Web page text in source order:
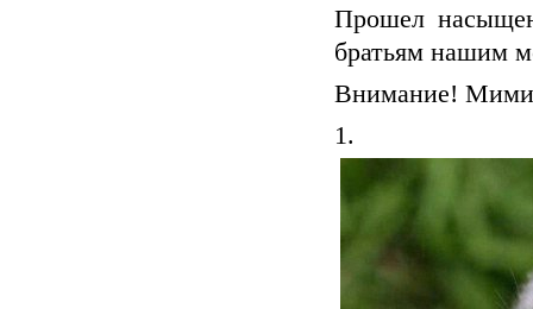
Прошел
братьям нашим
Внимание!
1.